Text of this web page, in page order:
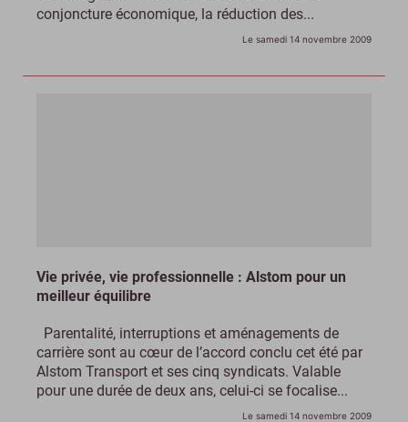
conjoncture économique, la réduction des...
Le samedi 14 novembre 2009
Vie privée, vie professionnelle : Alstom pour un
meilleur équilibre
Parentalité, interruptions et aménagements de
carrière sont au cœur de l’accord conclu cet été par
Alstom Transport et ses cinq syndicats. Valable
pour une durée de deux ans, celui-ci se focalise...
Le samedi 14 novembre 2009